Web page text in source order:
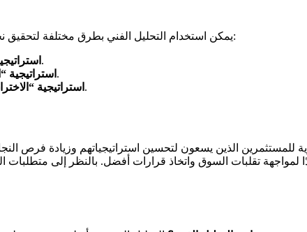
يمكن استخدام التحليل الفني بطرق مختلفة لتحقيق نجاح أكبر في سوق التداول. هناك العديد من الاستراتيجيات التي يمكن اتباعها، مثل:
حيث يركز المستثمرون على الاتجاه العام للسوق.
استراتيجية حيث يتم شراء الأصول عندما تكون في حالة تشبع بيعي.
استراتيجية حيث يتم الدخول في صفقات بعد اختراق مستويات الدعم أو المقاومة.
الذين يسعون لتحسين استراتيجياتهم وزيادة فرص
لمواجهة تقلبات السوق واتخاذ قرارات أفضل. بالنظر إلى متطلبات